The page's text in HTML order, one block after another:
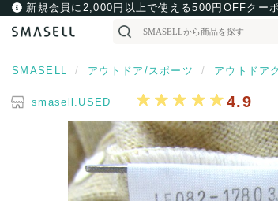
新規会員に2,000円以上で使える500円OFFクー
SMASELL アウトドア/スポーツ アウトドア
smasell.USED 4.9